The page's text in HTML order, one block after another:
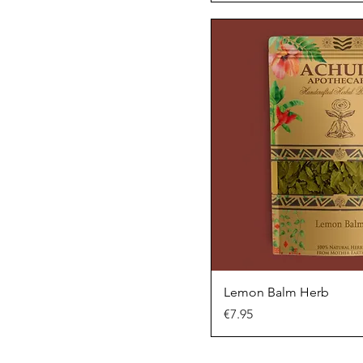
Lemon Balm Herb
Price
€7.95